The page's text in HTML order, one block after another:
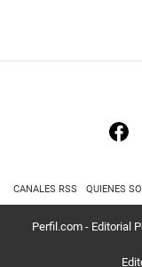
CANALES RSS QUIENES
Perfil.com - Editorial